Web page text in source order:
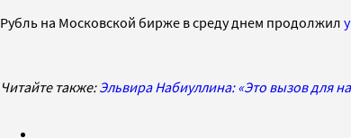
Рубль на Московской бирже в среду днем продолжил
Читайте также:Эльвира Набиуллина: «Это вызов для